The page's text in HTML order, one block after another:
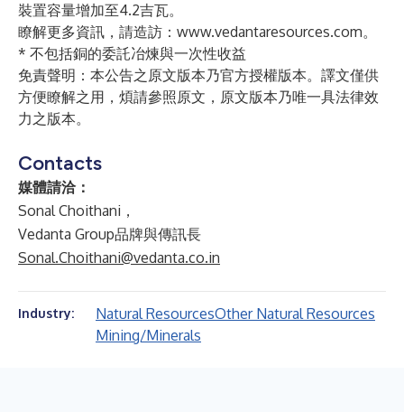
裝置容量增加至4.2吉瓦。
瞭解更多資訊，請造訪： www.vedantaresources.com。
* 不包括銅的委託冶煉與一次性收益
免責聲明：本公告之原文版本乃官方授權版本。譯文僅供
方便瞭解之用，煩請參照原文，原文版本乃唯一具法律效
力之版本。
Contacts
媒體請洽：
Sonal Choithani，
Vedanta Group品牌與傳訊長
Sonal.Choithani@vedanta.co.in
Industry: Natural ResourcesOther Natural Resources
Mining/Minerals